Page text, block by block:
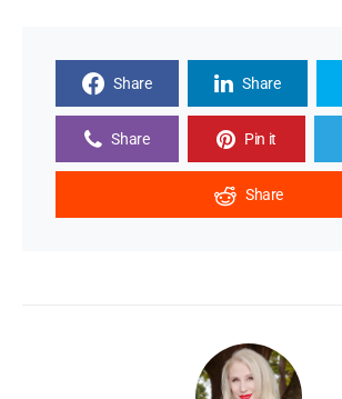
Share Share
Share Pin it
Share